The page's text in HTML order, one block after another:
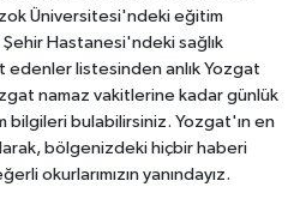
Üniversitesi'ndeki eğitim
Hastanesi'ndeki sağlık
listesinden anlık Yozgat
namaz vakitlerine kadar günlük
bilgileri bulabilirsiniz. Yozgat'ın en
bölgenizdeki hiçbir haberi
okurlarımızın yanındayız.